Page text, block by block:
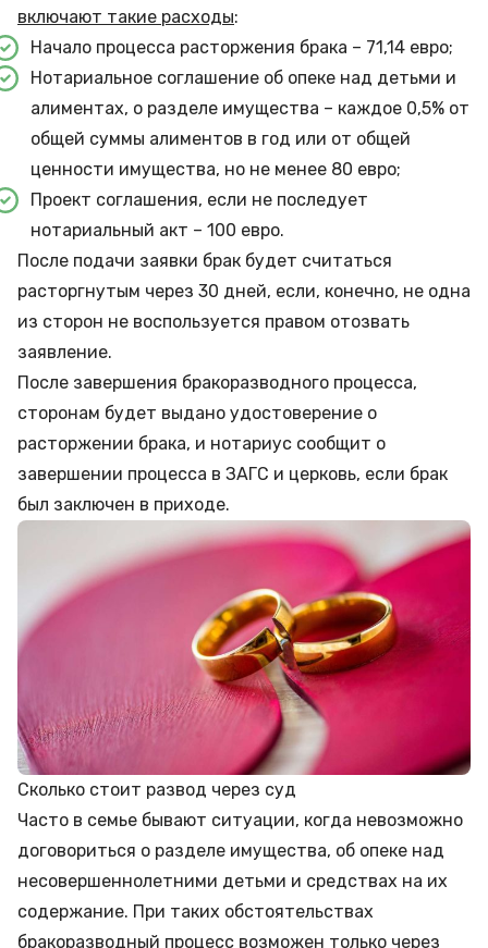
включают такие расходы:
Начало процесса расторжения брака – 71,14 евро;
Нотариальное соглашение об опеке над детьми и
алиментах, о разделе имущества – каждое 0,5% от
общей суммы алиментов в год или от общей
ценности имущества, но не менее 80 евро;
Проект соглашения, если не последует
нотариальный акт – 100 евро.
После подачи заявки брак будет считаться
расторгнутым через 30 дней, если, конечно, не одна
из сторон не воспользуется правом отозвать
заявление.
После завершения бракоразводного процесса,
сторонам будет выдано удостоверение о
расторжении брака, и нотариус сообщит о
завершении процесса в ЗАГС и церковь, если брак
был заключен в приходе.
Сколько стоит развод через суд
Часто в семье бывают ситуации, когда невозможно
договориться о разделе имущества, об опеке над
несовершеннолетними детьми и средствах на их
содержание. При таких обстоятельствах
бракоразводный процесс возможен только через